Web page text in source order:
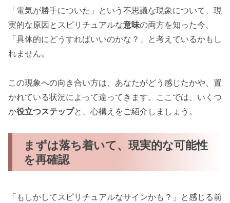
「電気が勝手についた」という不思議な現象について、現
実的な原因とスピリチュアルな意味の両方を知った今、
「具体的にどうすればいいのかな？」と考えているかもし
れません。
この現象への向き合い方は、あなたがどう感じたかや、置
かれている状況によって違ってきます。ここでは、いくつ
か役立つステップと、心構えをご紹介しましょう。
まずは落ち着いて、現実的な可能性
を再確認
「もしかしてスピリチュアルなサインかも？」と感じる前